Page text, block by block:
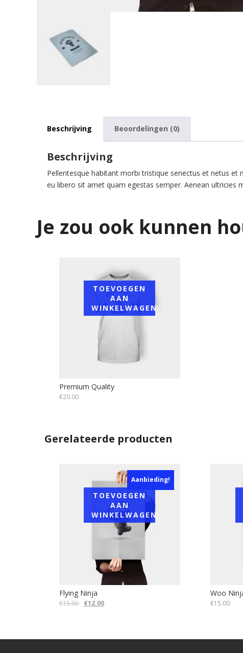
Beschrijving Beoordelingen (0)
Beschrijving
Pellentesque habitant morbi tristique senectus et netus
eu libero sit amet quam egestas semper. Aenean ultricies
Je zou ook kunnen
Premium Quality
€20.00
TOEVOEGEN
AAN
WINKELWAGEN
Gerelateerde producten
Aanbieding!
Flying Ninja
€15.00
Oorspronkelijke
€12.00
TOEVOEGEN
AAN
WINKELWAGEN
Woo
€15.00